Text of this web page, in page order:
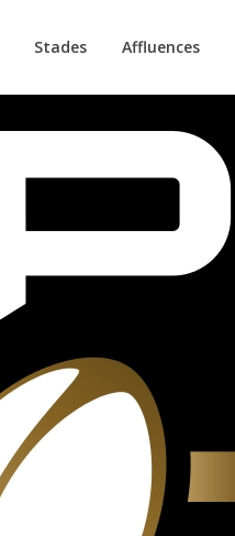
Stades Affluences